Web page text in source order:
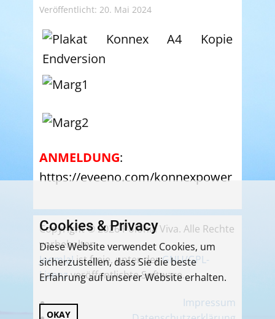
Veröffentlicht: 20. Mai 2024
ANMELDUNG:
https://eveeno.com/konnexpower
Copyright © 2026 Polonia Viva. Alle Rechte
vorbehalten.
Joomla!ist freie, unter derGNU/GPL-
Lizenzveröffentlichte Software.
Impressum
Cookies & Privacy
Diese Website verwendet Cookies, um
sicherzustellen, dass Sie die beste
Erfahrung auf unserer Website erhalten.
OKAY